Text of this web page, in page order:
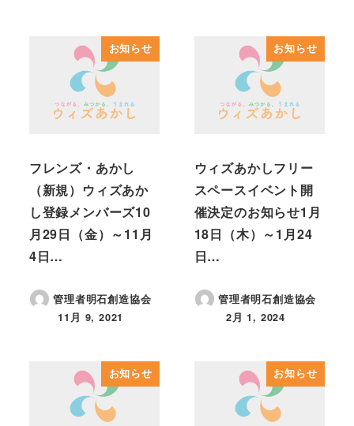
お知らせ
フレンズ・あかし
（新規）ウィズあか
し登録メンバーズ10
月29日（金）～11月
4日…
管理者明石創造協会
投稿日
11月 9, 2021
お知らせ
ウィズあかしフリー
スペースイベント開
催決定のお知らせ1月
18日（木）～1月24
日…
管理者明石創造協会
投稿日
2月 1, 2024
お知らせ お知らせ